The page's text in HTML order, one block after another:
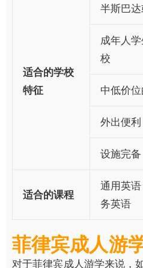
适合的学校
特征
半斯巴
成年人
校
中低价
外出便利
设施完备
适合的课程
通用英
务英语
菲律宾成人游
对于菲律宾成人游学来说，